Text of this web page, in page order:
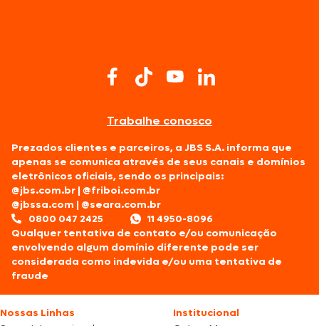
Trabalhe conosco
Prezados clientes e parceiros, a JBS S.A. informa que
apenas se comunica através de seus canais e domínios
eletrônicos oficiais, sendo os principais:
@jbs.com.br |@friboi.com.br
@jbssa.com |@seara.com.br
0800 047 2425
11 4950-8096
Qualquer tentativa de contato e/ou comunicação
envolvendo algum domínio diferente pode ser
considerada como indevida e/ou uma tentativa de
fraude
Nossas Linhas
Institucional